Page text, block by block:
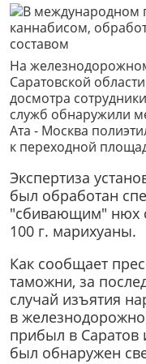
На
Саратовской
досмотра
служб обнаружили
Ата - Москва
к переходной
Экспертиза
был обработан
"сбивающим" нюх
100 г. марихуаны.
Как сообщает
таможни, за
случай изъятия
в
прибыл в Саратов
был обнаружен